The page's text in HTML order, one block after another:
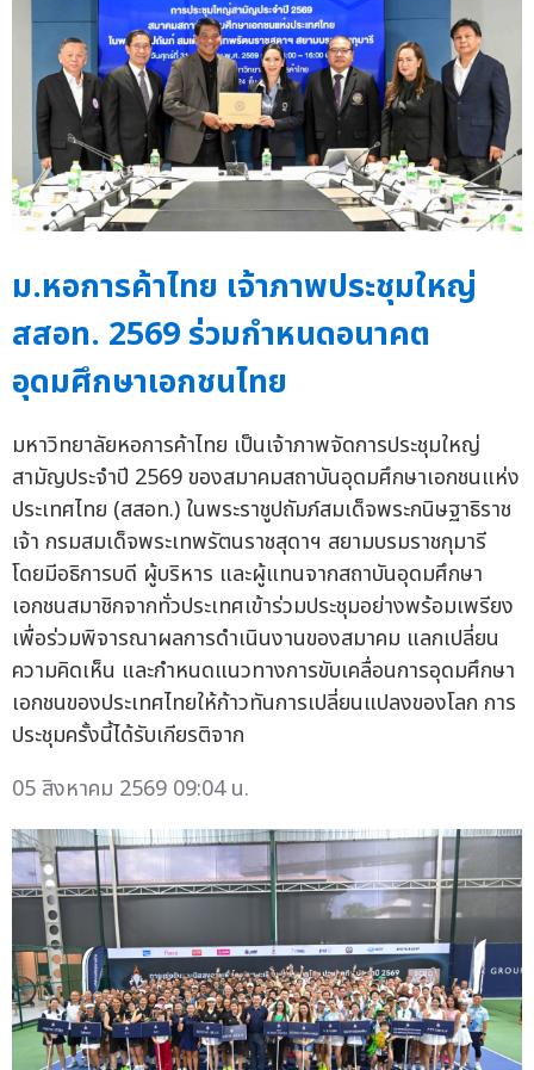
ม.หอการค้าไทย เจ้าภาพประชุมใหญ่
สสอท. 2569 ร่วมกำหนดอนาคต
อุดมศึกษาเอกชนไทย
มหาวิทยาลัยหอการค้าไทย เป็นเจ้าภาพจัดการประชุมใหญ่
สามัญประจำปี 2569 ของสมาคมสถาบันอุดมศึกษาเอกชนแห่ง
ประเทศไทย (สสอท.) ในพระราชูปถัมภ์สมเด็จพระกนิษฐาธิราช
เจ้า กรมสมเด็จพระเทพรัตนราชสุดาฯ สยามบรมราชกุมารี
โดยมีอธิการบดี ผู้บริหาร และผู้แทนจากสถาบันอุดมศึกษา
เอกชนสมาชิกจากทั่วประเทศเข้าร่วมประชุมอย่างพร้อมเพรียง
เพื่อร่วมพิจารณาผลการดำเนินงานของสมาคม แลกเปลี่ยน
ความคิดเห็น และกำหนดแนวทางการขับเคลื่อนการอุดมศึกษา
เอกชนของประเทศไทยให้ก้าวทันการเปลี่ยนแปลงของโลก การ
ประชุมครั้งนี้ได้รับเกียรติจาก
05 สิงหาคม 2569 09:04 น.